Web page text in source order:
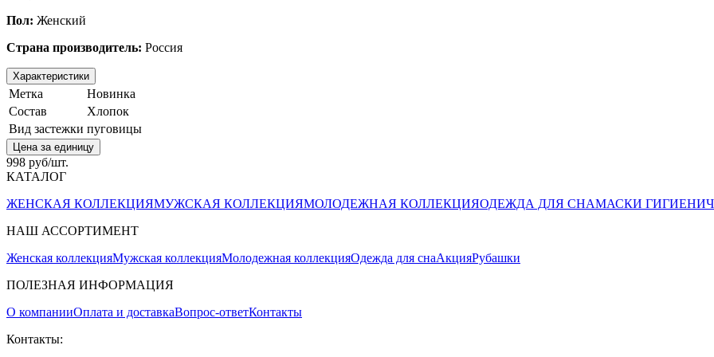
Пол: Женский
Страна производитель: Россия
Характеристики
Метка
Новинка
Состав
Хлопок
Вид застежки пуговицы
Цена за единицу
998 руб/шт.
КАТАЛОГ
ЖЕНСКАЯ КОЛЛЕКЦИЯМУЖСКАЯ КОЛЛЕКЦИЯМОЛОДЕЖНАЯ КОЛЛЕКЦИЯОДЕЖДА ДЛЯ СНАМАСКИ
НАШ АССОРТИМЕНТ
Женская коллекцияМужская коллекцияМолодежная коллекцияОдежда для снаАкцияРубашки
ПОЛЕЗНАЯ ИНФОРМАЦИЯ
О компанииОплата и доставкаВопрос-ответКонтакты
Контакты: